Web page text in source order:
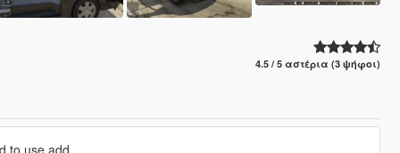
4.5 / 5 αστέρια (3 ψήφοι)